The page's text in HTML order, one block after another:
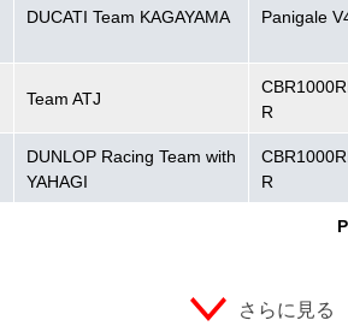
DUCATI Team KAGAYAMA Panigale
Team ATJ
R
DUNLOP Racing Team with
YAHAGI
R
さらに見る